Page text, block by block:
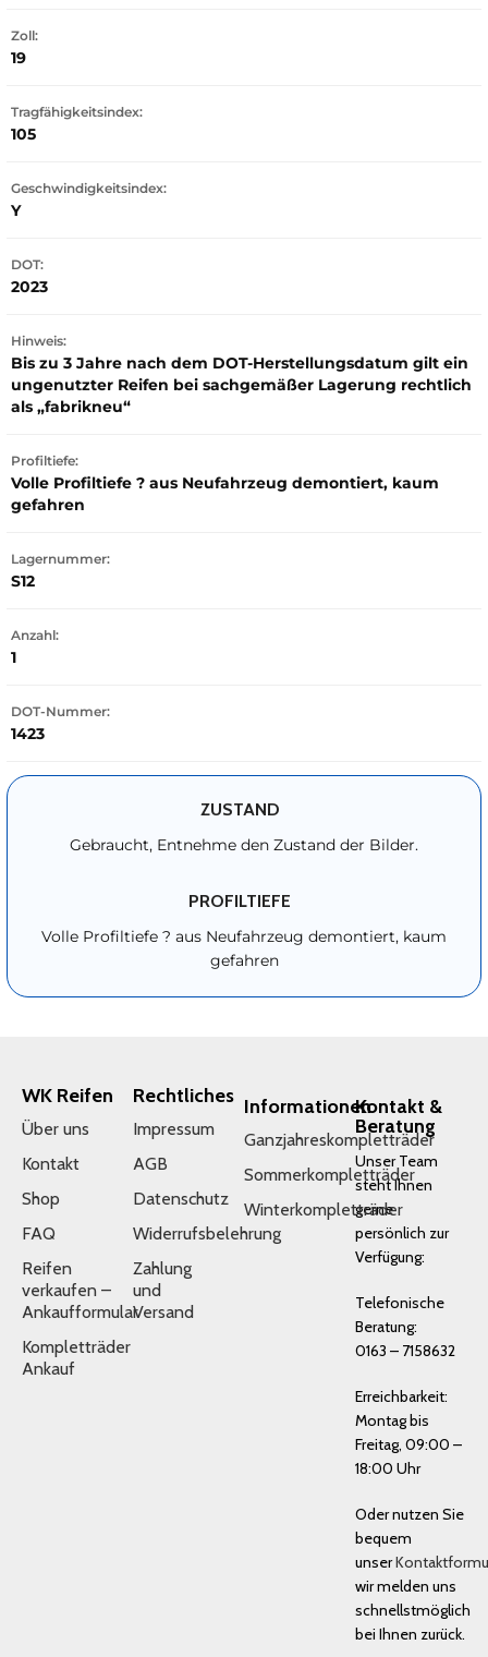
Zoll:
19
Tragfähigkeitsindex:
105
Geschwindigkeitsindex:
Y
DOT:
2023
Hinweis:
Bis zu 3 Jahre nach dem DOT-Herstellungsdatum gilt ein
ungenutzter Reifen bei sachgemäßer Lagerung rechtlich
als „fabrikneu“
Profiltiefe:
Volle Profiltiefe ? aus Neufahrzeug demontiert, kaum
gefahren
Lagernummer:
S12
Anzahl:
1
DOT-Nummer:
1423
ZUSTAND
Gebraucht, Entnehme den Zustand der Bilder.
PROFILTIEFE
Volle Profiltiefe ? aus Neufahrzeug demontiert, kaum
gefahren
WK Reifen
Über uns
Kontakt
Shop
FAQ
Reifen
verkaufen –
Ankaufformular
Kompletträder
Ankauf
Rechtliches
Impressum
AGB
Datenschutz
Widerrufsbelehrung
Zahlung
und
Versand
Informationen
Ganzjahreskompletträder
Sommerkompletträder
Winterkompletträder
Kontakt &
Beratung
Unser Team
steht Ihnen
gerne
persönlich zur
Verfügung:
Telefonische
Beratung:
0163 – 7158632
Erreichbarkeit:
Montag bis
Freitag, 09:00 –
18:00 Uhr
Oder nutzen Sie
bequem
unser
wir melden uns
schnellstmöglich
bei Ihnen zurück.